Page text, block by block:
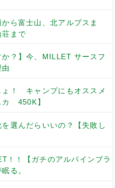
ら富士山、北アルプスま
まで
か？】今、MILLET サースフ
！ キャンプにもオススメ
カ 450K】
選んだらいいの？【失敗し
！！【ガチのアルパインブラ
る。